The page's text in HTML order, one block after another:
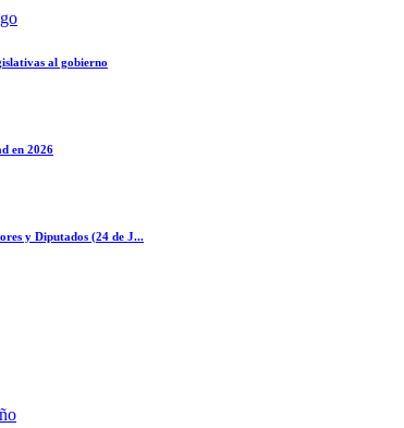
al gobierno
en 2026
y Diputados (24 de J...